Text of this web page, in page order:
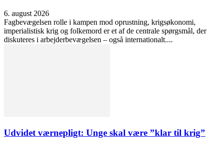
6. august 2026
Fagbevægelsen rolle i kampen mod oprustning, krigsøkonomi,
imperialistisk krig og folkemord er et af de centrale spørgsmål, der
diskuteres i arbejderbevægelsen – også internationalt....
Udvidet værnepligt: Unge skal være ”klar til krig”